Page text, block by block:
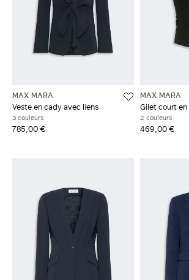
MAX MARA
Veste en cady avec liens
3 couleurs
785,00 €
MAX MARA
Gilet court
2 couleurs
469,00 €